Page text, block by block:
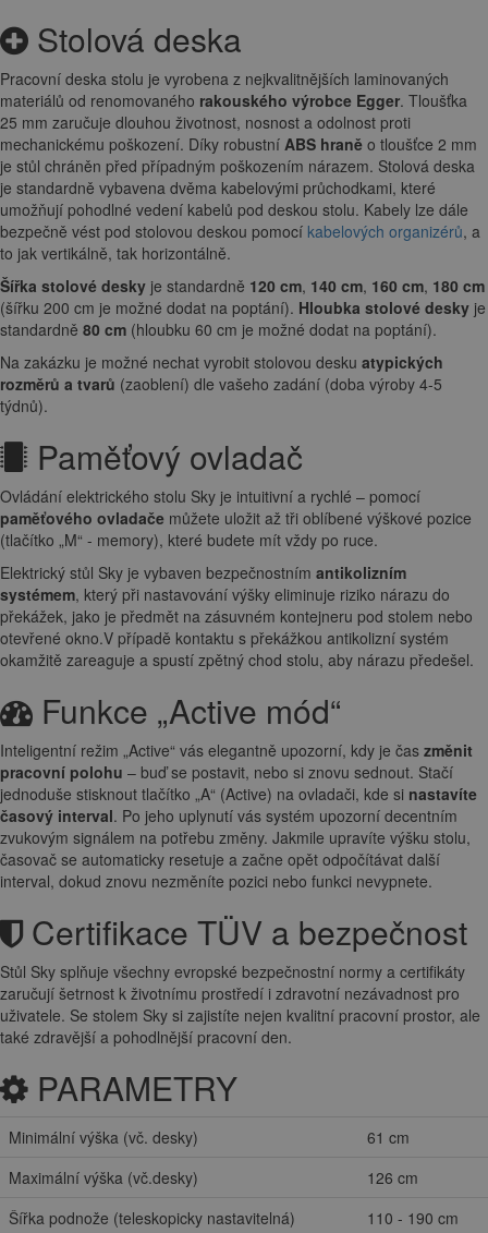
Stolová deska
Pracovní deska stolu je vyrobena z nejkvalitnějších laminovaných
materiálů od renomovaného rakouského výrobce Egger. Tloušťka
25 mm zaručuje dlouhou životnost, nosnost a odolnost proti
mechanickému poškození. Díky robustní ABS hraně o tloušťce 2 mm
je stůl chráněn před případným poškozením nárazem. Stolová deska
je standardně vybavena dvěma kabelovými průchodkami, které
umožňují pohodlné vedení kabelů pod deskou stolu. Kabely lze dále
bezpečně vést pod stolovou deskou pomocí kabelových organizérů, a
to jak vertikálně, tak horizontálně.
Šířka stolové desky je standardně 120 cm, 140 cm, 160 cm, 180 cm
(šířku 200 cm je možné dodat na poptání). Hloubka stolové desky je
standardně 80 cm (hloubku 60 cm je možné dodat na poptání).
Na zakázku je možné nechat vyrobit stolovou desku atypických
rozměrů a tvarů (zaoblení) dle vašeho zadání (doba výroby 4-5
týdnů).
Paměťový ovladač
Ovládání elektrického stolu Sky je intuitivní a rychlé – pomocí
paměťového ovladače můžete uložit až tři oblíbené výškové pozice
(tlačítko „M“ - memory), které budete mít vždy po ruce.
Elektrický stůl Sky je vybaven bezpečnostním antikolizním
systémem, který při nastavování výšky eliminuje riziko nárazu do
překážek, jako je předmět na zásuvném kontejneru pod stolem nebo
otevřené okno.V případě kontaktu s překážkou antikolizní systém
okamžitě zareaguje a spustí zpětný chod stolu, aby nárazu předešel.
Funkce „Active mód“
Inteligentní režim „Active“ vás elegantně upozorní, kdy je čas změnit
pracovní polohu – buď se postavit, nebo si znovu sednout. Stačí
jednoduše stisknout tlačítko „A“ (Active) na ovladači, kde si nastavíte
časový interval. Po jeho uplynutí vás systém upozorní decentním
zvukovým signálem na potřebu změny. Jakmile upravíte výšku stolu,
časovač se automaticky resetuje a začne opět odpočítávat další
interval, dokud znovu nezměníte pozici nebo funkci nevypnete.
Certifikace TÜV a bezpečnost
Stůl Sky splňuje všechny evropské bezpečnostní normy a certifikáty
zaručují šetrnost k životnímu prostředí i zdravotní nezávadnost pro
uživatele. Se stolem Sky si zajistíte nejen kvalitní pracovní prostor, ale
také zdravější a pohodlnější pracovní den.
PARAMETRY
Minimální výška (vč. desky)
61 cm
Maximální výška (vč.desky)
126 cm
Šířka podnože (teleskopicky nastavitelná)
110 - 190 cm